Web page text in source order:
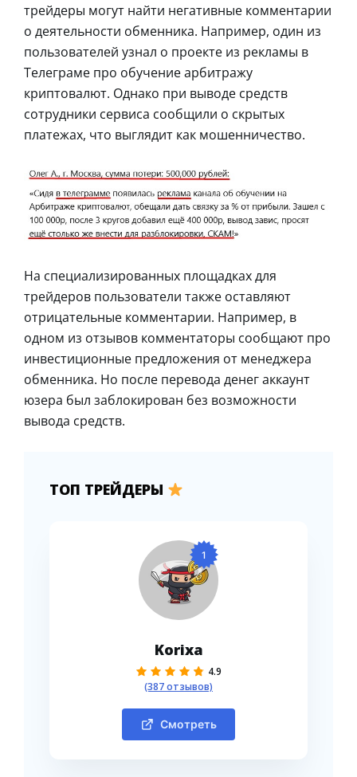
трейдеры могут найти негативные комментарии
о деятельности обменника. Например, один из
пользователей узнал о проекте из рекламы в
Телеграме про обучение арбитражу
криптовалют. Однако при выводе средств
сотрудники сервиса сообщили о скрытых
платежах, что выглядит как мошенничество.
На специализированных площадках для
трейдеров пользователи также оставляют
отрицательные комментарии. Например, в
одном из отзывов комментаторы сообщают про
инвестиционные предложения от менеджера
обменника. Но после перевода денег аккаунт
юзера был заблокирован без возможности
вывода средств.
ТОП ТРЕЙДЕРЫ
1
Korixa
4.9
(387 отзывов)
Смотреть